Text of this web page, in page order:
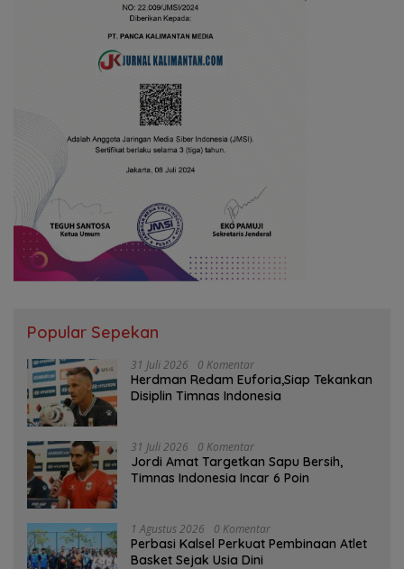
Popular Sepekan
31 Juli 2026 0 Komentar
Herdman Redam Euforia,Siap Tekankan
Disiplin Timnas Indonesia
31 Juli 2026 0 Komentar
Jordi Amat Targetkan Sapu Bersih,
Timnas Indonesia Incar 6 Poin
1 Agustus 2026 0 Komentar
Perbasi Kalsel Perkuat Pembinaan Atlet
Basket Sejak Usia Dini